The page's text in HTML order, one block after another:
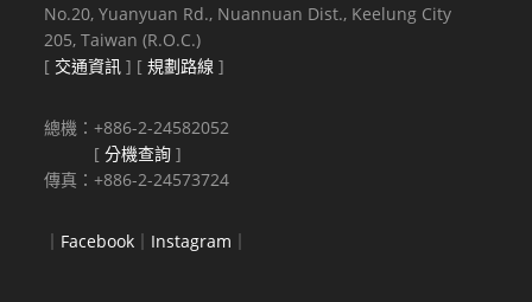
No.20, Yuanyuan Rd., Nuannuan Dist., Keelung City
205, Taiwan (R.O.C.)
[ 交通資訊 ] [規劃路線 ]
總機：+886-2-24582052
[分機查詢 ]
傳真：+886-2-24573724
｜ Facebook ｜ Instagram ｜